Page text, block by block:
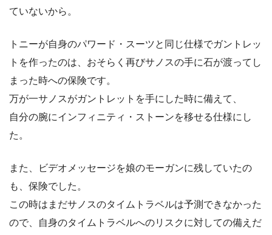
ていないから。
トニーが自身のパワード・スーツと同じ仕様でガントレッ
トを作ったのは、おそらく再びサノスの手に石が渡ってし
まった時への保険です。
万が一サノスがガントレットを手にした時に備えて、
自分の腕にインフィニティ・ストーンを移せる仕様にし
た。
また、ビデオメッセージを娘のモーガンに残していたの
も、保険でした。
この時はまだサノスのタイムトラベルは予測できなかった
ので、自身のタイムトラベルへのリスクに対しての備えだ